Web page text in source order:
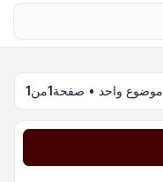
موضوع واحد • صفحة1من1